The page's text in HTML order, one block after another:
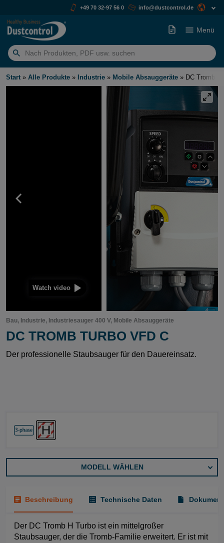
+49 70 32-97 56 0 info@dustcontrol.de
Suchen
nach:
Menü
Start » Alle Produkte » Industrie » Mobile Absauggeräte » DC Tromb
video
Bau, Industrie, Industriesauger 400 V, Mobile Absauggeräte
DC TROMB TURBO VFD C
Der professionelle Staubsauger für den Dauereinsatz.
MODELL WÄHLEN
Beschreibung Technische Daten
Der DC Tromb H Turbo ist ein mittelgroßer
Staubsauger, der die Tromb-Familie erweitert. Er ist mit